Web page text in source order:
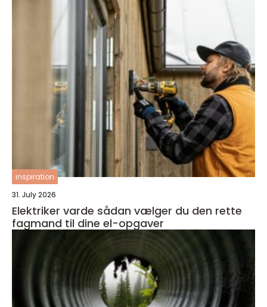
inspiration
31. July 2026
Elektriker varde sådan vælger du den rette
fagmand til dine el-opgaver